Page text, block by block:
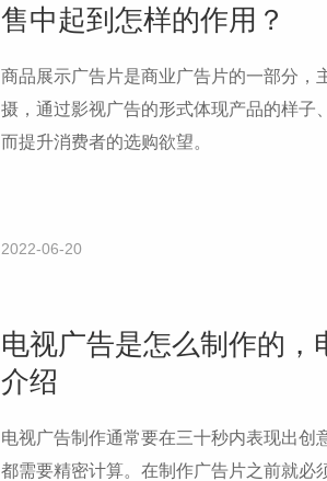
售中起到怎样的作用？
商品展示广告片是商业广告片的一部分，
摄，通过影视广告的形式体现产品的样子
而提升消费者的选购欲望。
2022-06-20
电视广告是怎么制作的
介绍
电视广告制作通常要在三十秒内表现出创
都需要精密计算。在制作广告片之前就必